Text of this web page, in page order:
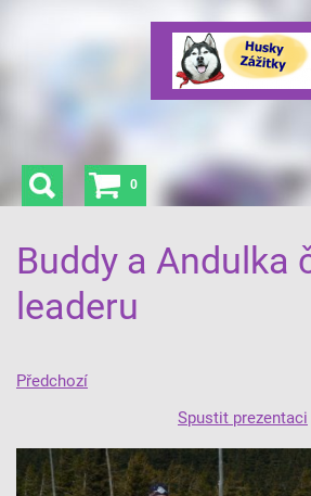
Buddy a Andulka
leaderu
Předchozí
Spustit prezentaci
0